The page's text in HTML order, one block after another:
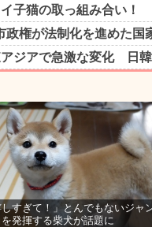
すぎて！」とんでもないジャ
を発揮する柴犬が話題に